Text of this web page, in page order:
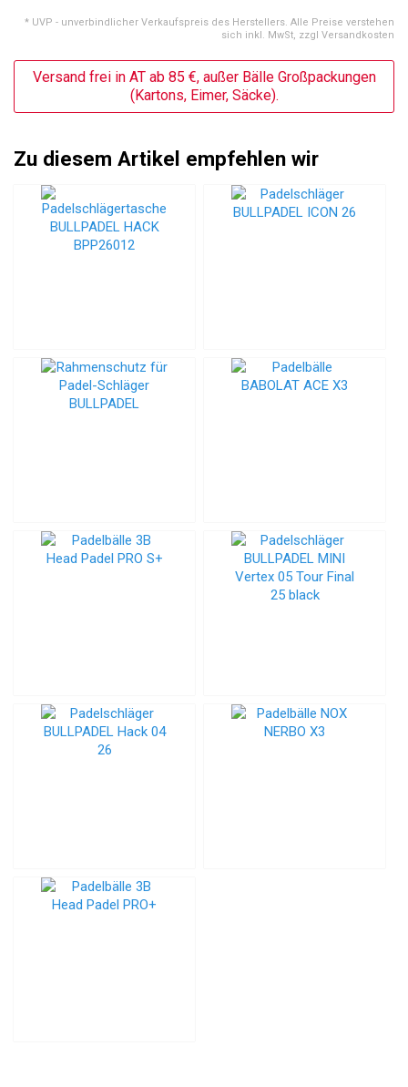
* UVP - unverbindlicher Verkaufspreis des Herstellers. Alle Preise verstehen
sich inkl. MwSt, zzgl Versandkosten
Versand frei in AT ab 85 €, außer Bälle Großpackungen
(Kartons, Eimer, Säcke).
Zu diesem Artikel empfehlen wir